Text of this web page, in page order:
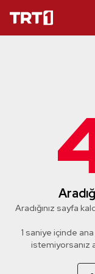
Aradığınız sayfa
1 saniye içinde
istemiyorsanız